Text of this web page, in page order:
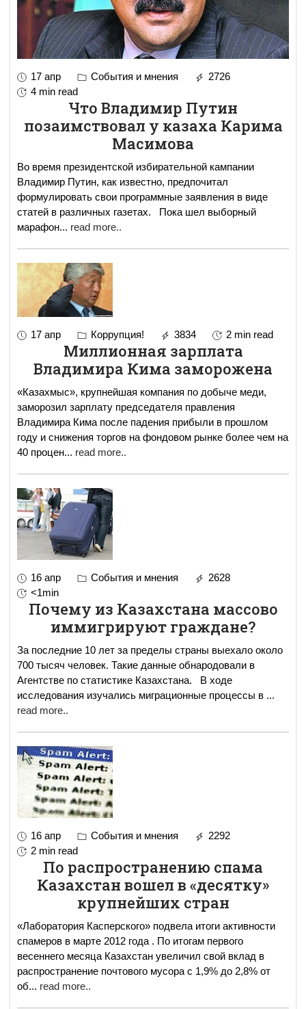
17 апр События и мнения
2726
4 min read
Что Владимир Путин
позаимствовал у казаха Карима
Масимова
Во время президентской избирательной кампании
Владимир Путин, как известно, предпочитал
формулировать свои программные заявления в виде
статей в различных газетах. Пока шел выборный
марафон... read more..
17 апр Коррупция! 3834 2 min read
Миллионная зарплата
Владимира Кима заморожена
«Казахмыс», крупнейшая компания по добыче меди,
заморозил зарплату председателя правления
Владимира Кима после падения прибыли в прошлом
году и снижения торгов на фондовом рынке более чем на
40 процен... read more..
16 апр События и мнения
2628
<1min
Почему из Казахстана массово
иммигрируют граждане?
За последние 10 лет за пределы страны выехало около
700 тысяч человек. Такие данные обнародовали в
Агентстве по статистике Казахстана. В ходе
исследования изучались миграционные процессы в ...
read more..
16 апр События и мнения
2292
2 min read
По распространению спама
Казахстан вошел в «десятку»
крупнейших стран
«Лаборатория Касперского» подвела итоги активности
спамеров в марте 2012 года . По итогам первого
весеннего месяца Казахстан увеличил свой вклад в
распространение почтового мусора с 1,9% до 2,8% от
об... read more..